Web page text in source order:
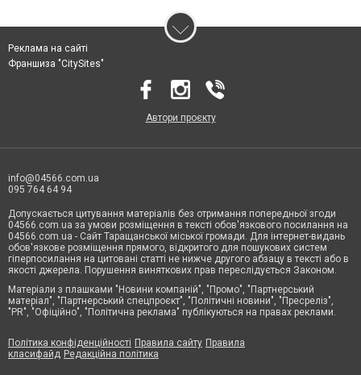
Реклама на сайті
Франшиза "CitySites"
Автори проєкту
info@04566.com.ua
095 764 64 94
Допускається цитування матеріалів без отримання попередньої згоди
04566.com.ua за умови розміщення в тексті обов'язкового посилання на
04566.com.ua - Cайт Таращанської міської громади. Для інтернет-видань
обов'язкове розміщення прямого, відкритого для пошукових систем
гіперпосилання на цитовані статті не нижче другого абзацу в тексті або в
якості джерела. Порушення виняткових прав переслідується Законом.
Матеріали з плашками "Новини компаній", "Промо", "Партнерський
матеріал", "Партнерський спецпроєкт", "Політичні новини", "Пресреліз",
"PR", "Офіційно", "Політична реклама" публікуються на правах реклами.
Політика конфіденційності Правила сайту Правила
класифайд Редакційна політика